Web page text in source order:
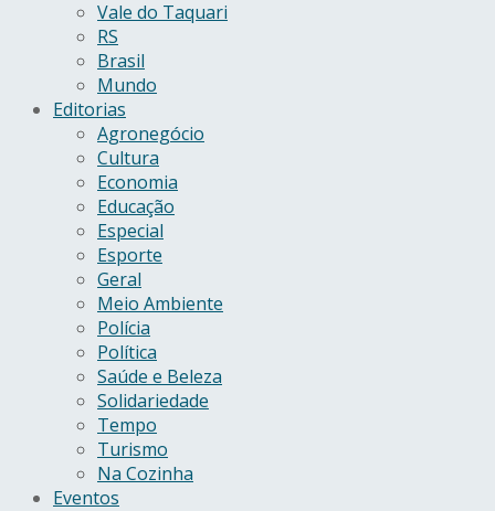
Vale do Taquari
RS
Brasil
Mundo
Editorias
Agronegócio
Cultura
Economia
Educação
Especial
Esporte
Geral
Meio Ambiente
Polícia
Política
Saúde e Beleza
Solidariedade
Tempo
Turismo
Na Cozinha
Eventos